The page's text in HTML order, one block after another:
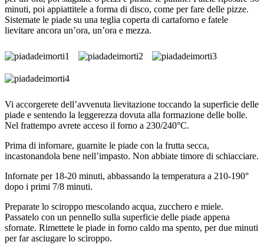
minuti, poi appiattitele a forma di disco, come per fare delle pizze.
Sistemate le piade su una teglia coperta di cartaforno e fatele
lievitare ancora un’ora, un’ora e mezza.
Vi accorgerete dell’avvenuta lievitazione toccando la superficie delle
piade e sentendo la leggerezza dovuta alla formazione delle bolle.
Nel frattempo avrete acceso il forno a 230/240°C.
Prima di infornare, guarnite le piade con la frutta secca,
incastonandola bene nell’impasto. Non abbiate timore di schiacciare.
Infornate per 18-20 minuti, abbassando la temperatura a 210-190°
dopo i primi 7/8 minuti.
Preparate lo sciroppo mescolando acqua, zucchero e miele.
Passatelo con un pennello sulla superficie delle piade appena
sfornate. Rimettete le piade in forno caldo ma spento, per due minuti
per far asciugare lo sciroppo.